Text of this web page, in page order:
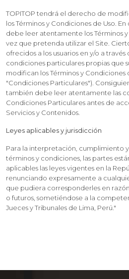
TOPITOP tendrá el derecho de
los Términos y Condiciones de Uso.
debe leer atentamente los Términos
vez que pretenda utilizar el Site.
ofrecidos a los usuarios en y/o a través
condiciones particulares propias que
modifican los Términos y Condiciones
"Condiciones Particulares").
también debe leer atentamente las
Condiciones Particulares antes de
Servicios y Contenidos.
Leyes aplicables y jurisdicción
Para la interpretación, cumplimiento
términos y condiciones, las partes
aplicables las leyes vigentes en la
renunciando expresamente a
que pudiera corresponderles en
o futuros, sometiéndose a la
Jueces y Tribunales de Lima, Perú."